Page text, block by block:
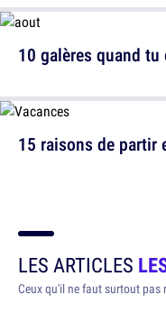
10 galères quand
15 raisons de partir
LES ARTICLES
Ceux qu'il ne faut surtout pas